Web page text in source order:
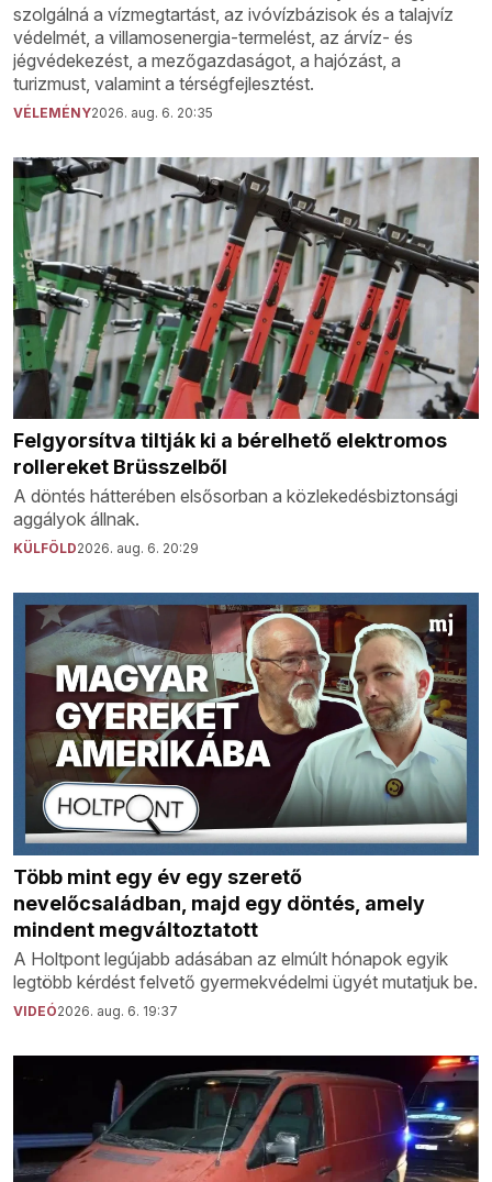
szolgálná a vízmegtartást, az ivóvízbázisok és a talajvíz
védelmét, a villamosenergia-termelést, az árvíz- és
jégvédekezést, a mezőgazdaságot, a hajózást, a
turizmust, valamint a térségfejlesztést.
VÉLEMÉNY2026. aug. 6. 20:35
Felgyorsítva tiltják ki a bérelhető elektromos
rollereket Brüsszelből
A döntés hátterében elsősorban a közlekedésbiztonsági
aggályok állnak.
KÜLFÖLD2026. aug. 6. 20:29
Több mint egy év egy szerető
nevelőcsaládban, majd egy döntés, amely
mindent megváltoztatott
A Holtpont legújabb adásában az elmúlt hónapok egyik
legtöbb kérdést felvető gyermekvédelmi ügyét mutatjuk be.
VIDEÓ2026. aug. 6. 19:37